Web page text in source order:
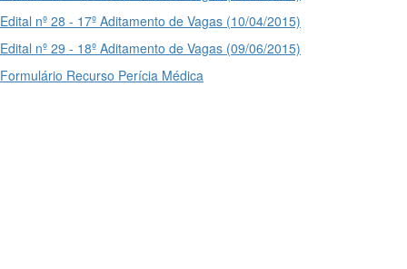
Edital nº 28 - 17º Aditamento de Vagas (10/04/2015)
Edital nº 29 - 18º Aditamento de Vagas (09/06/2015)
Formulário Recurso Perícia Médica